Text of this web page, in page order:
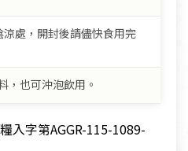
處，開封後請儘快食用完
，也可沖泡飲用。
入字第AGGR-115-1089-